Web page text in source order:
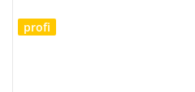
profi